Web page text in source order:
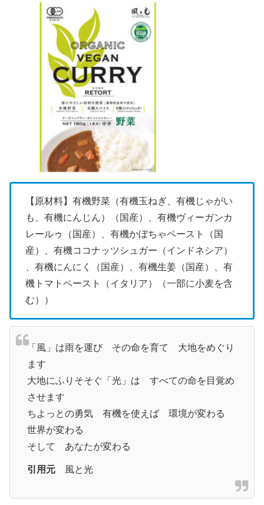
【原材料】有機野菜（有機玉ねぎ、有機じゃがい
も、有機にんじん）（国産）、有機ヴィーガンカ
レールゥ（国産）、有機かぼちゃペースト（国
産）、有機ココナッツシュガー（インドネシア）
、有機にんにく（国産）、有機生姜（国産）、有
機トマトペースト（イタリア）（一部に小麦を含
む））
「風」は雨を運び その命を育て 大地をめぐり
ます
大地にふりそそぐ「光」は すべての命を目覚め
させます
ちよっとの勇気 有機を使えば 環境が変わる
世界が変わる
そして あなたが変わる
引用元風と光